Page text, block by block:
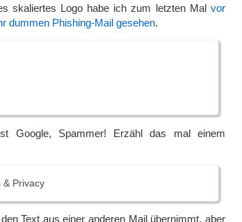
skaliertes Logo habe ich zum letzten Mal vor
dummen Phishing-Mail gesehen.
Google, Spammer! Erzähl das mal einem
& Privacy
Text aus einer anderen Mail übernimmt, aber